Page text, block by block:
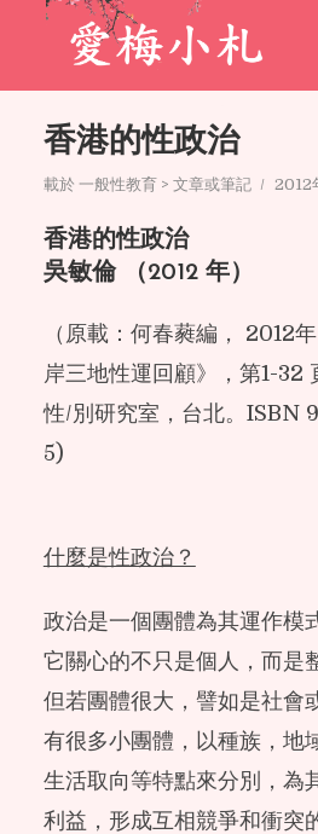
香港的性政治
載於 一般性教育 > 文章或筆記 2012
香港的性政治
吳敏倫 （2012 年）
（原載：何春蕤編， 2012
岸三地性運回顧》，第1-32
性/別研究室，台北。ISBN
5)
什麼是性政治？
政治是一個團體為其運作模
它關心的不只是個人，而是
但若團體很大，譬如是社會
有很多小團體，以種族，地
生活取向等特點來分別，為
利益，形成互相競爭和衝突